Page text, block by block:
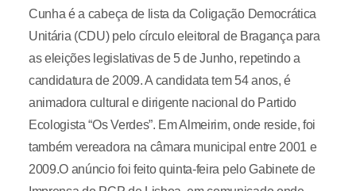
Cunha é a cabeça de lista da Coligação Democrática
Unitária (CDU) pelo círculo eleitoral de Bragança para
as eleições legislativas de 5 de Junho, repetindo a
candidatura de 2009. A candidata tem 54 anos, é
animadora cultural e dirigente nacional do Partido
Ecologista “Os Verdes”. Em Almeirim, onde reside, foi
também vereadora na câmara municipal entre 2001 e
2009.O anúncio foi feito quinta-feira pelo Gabinete de